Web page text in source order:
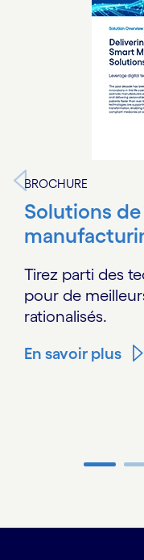
BROCHURE
Solutions
Tirez parti des
pour de
rationalisés.
En savoir plus